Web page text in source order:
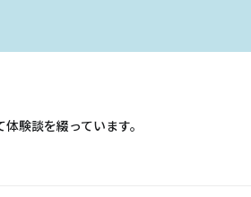
験談を綴っています。